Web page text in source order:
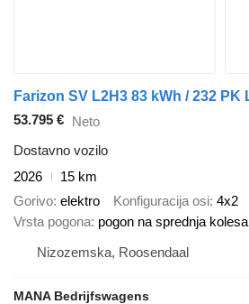
53.795 € Neto
Dostavno vozilo
2026
15 km
Gorivo elektro Konfiguracija osi 4x2
Vrsta pogona pogon na sprednja kolesa
Nizozemska, Roosendaal
MANA Bedrijfswagens